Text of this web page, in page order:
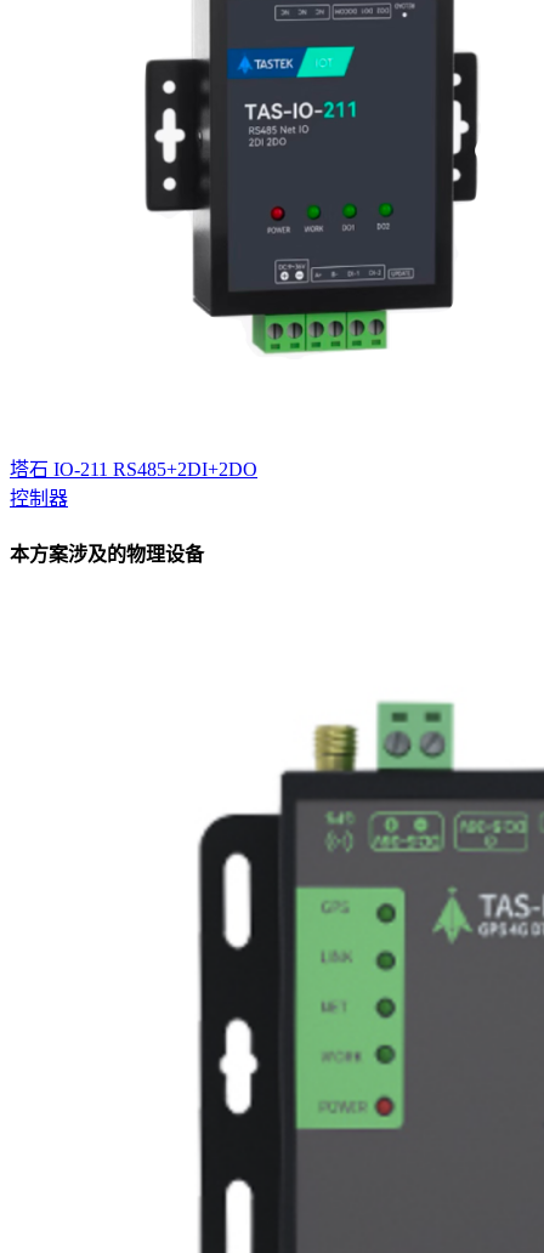
塔石 IO-211 RS485+2DI+2DO
控制器
本方案涉及的物理设备